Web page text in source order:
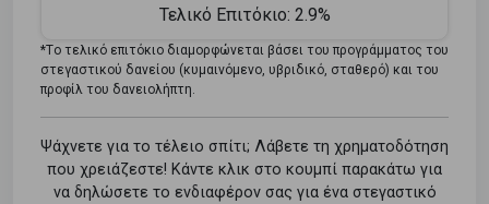
Τελικό Επιτόκιο: 2.9%
*Tο τελικό επιτόκιο διαμορφώνεται βάσει του προγράμματος του
στεγαστικού δανείου (κυμαινόμενο, υβριδικό, σταθερό) και του
προφίλ του δανειολήπτη.
Ψάχνετε για το τέλειο σπίτι; Λάβετε τη χρηματοδότηση
που χρειάζεστε! Κάντε κλικ στο κουμπί παρακάτω για
να δηλώσετε το ενδιαφέρον σας για ένα στεγαστικό